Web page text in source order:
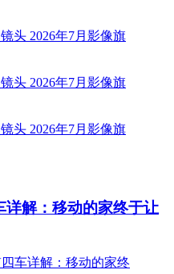
详解：移动的家终于让